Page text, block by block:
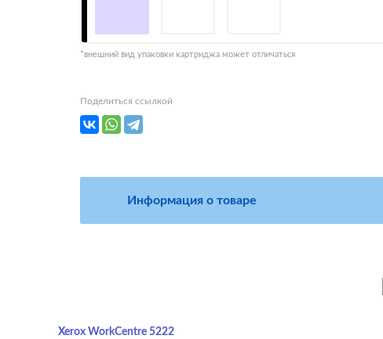
*внешний вид упаковки картриджа может отличаться
Поделиться ссылкой
Информация о товаре
Xerox WorkCentre 5222